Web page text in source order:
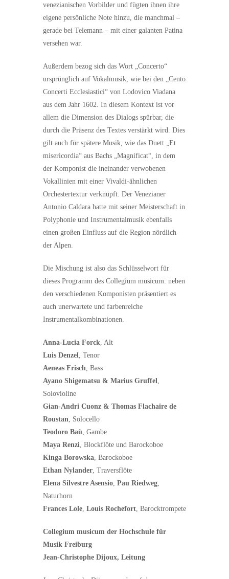
venezianischen Vorbilder und fügten ihnen ihre
eigene persönliche Note hinzu, die manchmal –
gerade bei Telemann – mit einer galanten Patina
versehen war.
Außerdem bezog sich das Wort „Concerto“
ursprünglich auf Vokalmusik, wie bei den „Cento
Concerti Ecclesiastici“ von Lodovico Viadana
aus dem Jahr 1602. In diesem Kontext ist vor
allem die Dimension des Dialogs spürbar, die
durch die Präsenz des Textes verstärkt wird. Dies
gilt auch für spätere Musik, wie das Duett „Et
misericordia“ aus Bachs „Magnificat“, in dem
der Komponist die ineinander verwobenen
Vokallinien mit einer Vivaldi-ähnlichen
Orchestertextur verknüpft. Der Venezianer
Antonio Caldara hatte mit seiner Meisterschaft in
Polyphonie und Instrumentalmusik ebenfalls
einen großen Einfluss auf die Region nördlich
der Alpen.
Die Mischung ist also das Schlüsselwort für
dieses Programm des Collegium musicum: neben
den verschiedenen Komponisten präsentiert es
auch unerwartete und farbenreiche
Instrumentalkombinationen.
Anna-Lucia Forck , Alt
Luis Denzel
, Tenor
Aeneas Frisch , Bass
Ayano Shigematsu & Marius Gruffel
Solovioline
Gian-Andri Cuonz & Thomas Flachaire de
Roustan , Solocello
Teodoro Baù , Gambe
Maya Renzi , Blockflöte und Barockoboe
Kinga Borowska , Barockoboe
Ethan Nylander , Traversflöte
Elena Silvestre Asensio Pau Riedweg
Naturhorn
Frances Lole Louis Rochefort , Barocktrompete
Collegium musicum der Hochschule für
Musik Freiburg
Jean-Christophe Dijoux, Leitung